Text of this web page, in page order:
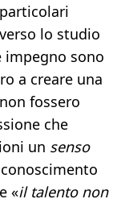
lo studio
impegno sono
a creare una
fossero
che
un senso
«il talento non